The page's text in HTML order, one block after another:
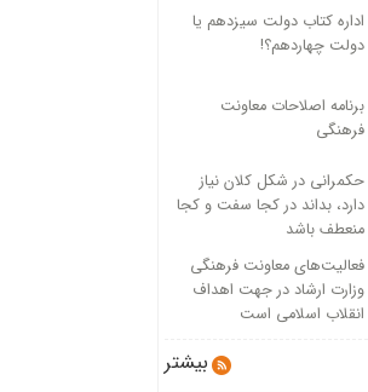
اداره کتاب دولت سیزدهم یا
دولت چهاردهم؟!
برنامه اصلاحات معاونت
فرهنگی
حکمرانی در شکل کلان نیاز
دارد، بداند در کجا سفت و کجا
منعطف باشد
فعالیت‌های معاونت فرهنگی
وزارت ارشاد در جهت اهداف
انقلاب اسلامی است
بیشتر